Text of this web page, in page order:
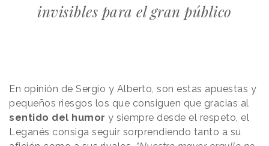
invisibles para el gran público
En opinión de Sergio y Alberto, son estas apuestas y
pequeños riesgos los que consiguen que gracias al
sentido del humor y siempre desde el respeto, el
Leganés consiga seguir sorprendiendo tanto a su